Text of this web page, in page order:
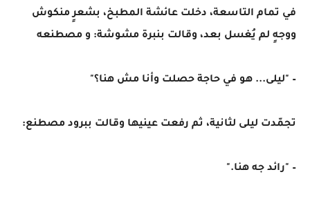
في تمام التاسعة، دخلت عائشة المطبخ، بشعرٍ منكوش
ووجهٍ لم يُغسل بعد، وقالت بنبرة مشوشة: و مصطنعه
– "ليلى... هو في حاجة حصلت وأنا مش هنا؟"
تجمّدت ليلى لثانية، ثم رفعت عينيها وقالت ببرود مصطنع:
– "رائد جه هنا."